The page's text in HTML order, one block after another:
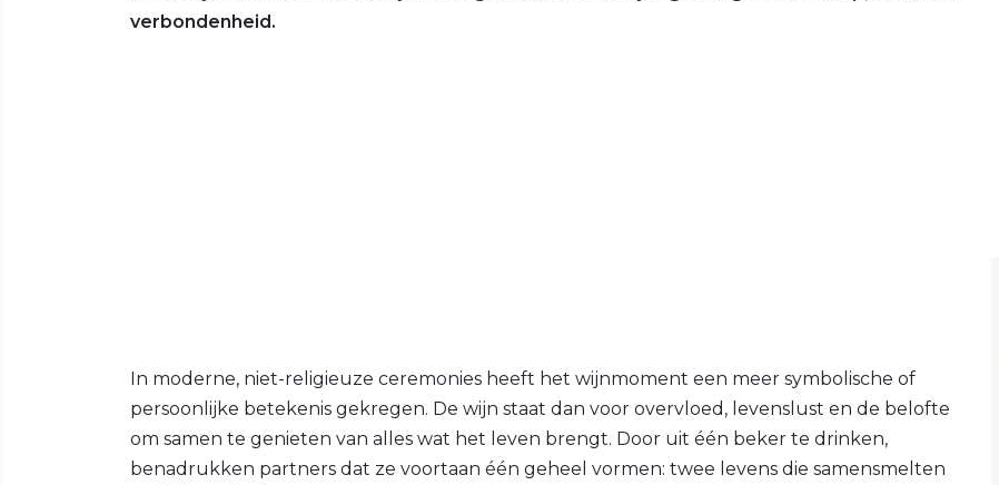
verbondenheid.
In moderne, niet-religieuze ceremonies heeft het wijnmoment een meer symbolische of
persoonlijke betekenis gekregen. De wijn staat dan voor overvloed, levenslust en de belofte
om samen te genieten van alles wat het leven brengt. Door uit één beker te drinken,
benadrukken partners dat ze voortaan één geheel vormen: twee levens die samensmelten